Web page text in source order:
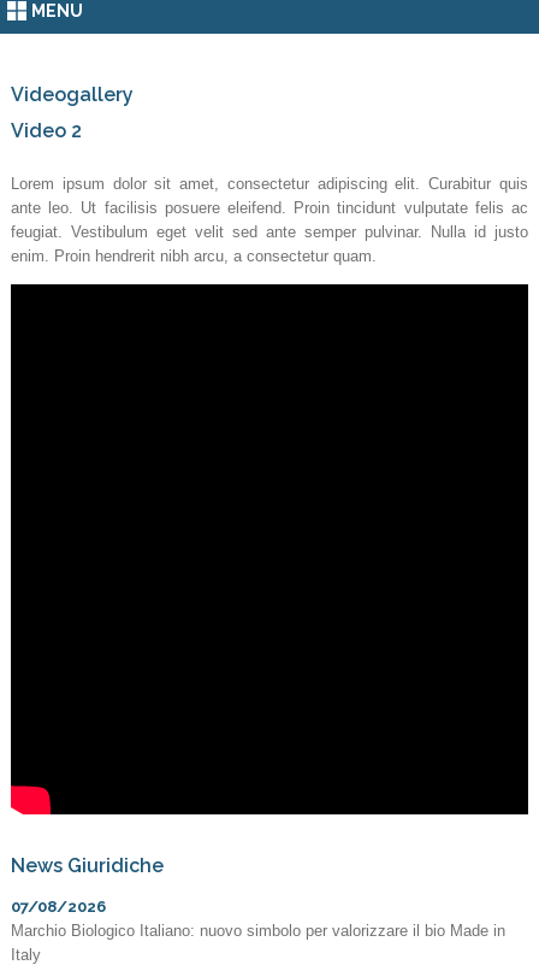
MENU
Videogallery
Video 2
Lorem ipsum dolor sit amet, consectetur adipiscing elit. Curabitur quis
ante leo. Ut facilisis posuere eleifend. Proin tincidunt vulputate felis ac
feugiat. Vestibulum eget velit sed ante semper pulvinar. Nulla id justo
enim. Proin hendrerit nibh arcu, a consectetur quam.
News Giuridiche
07/08/2026
Marchio Biologico Italiano: nuovo simbolo per valorizzare il bio Made in
Italy